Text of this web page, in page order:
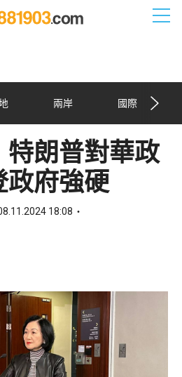
兩岸 國際
特朗普對華政
政府強硬
18:08